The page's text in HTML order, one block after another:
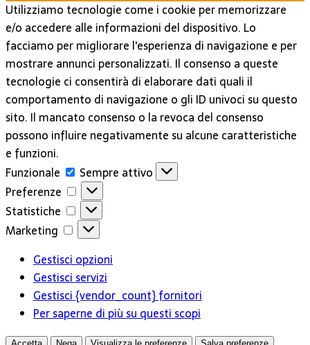
Utilizziamo tecnologie come i cookie per memorizzare
e/o accedere alle informazioni del dispositivo. Lo
facciamo per migliorare l'esperienza di navigazione e per
mostrare annunci personalizzati. Il consenso a queste
tecnologie ci consentirà di elaborare dati quali il
comportamento di navigazione o gli ID univoci su questo
sito. Il mancato consenso o la revoca del consenso
possono influire negativamente su alcune caratteristiche
e funzioni.
Funzionale
Funzionale
Sempre attivo
Preferenze
Preferenze
Statistiche
Statistiche
Marketing
Marketing
Gestisci opzioni
Gestisci servizi
Gestisci {vendor_count} fornitori
Per saperne di più su questi scopi